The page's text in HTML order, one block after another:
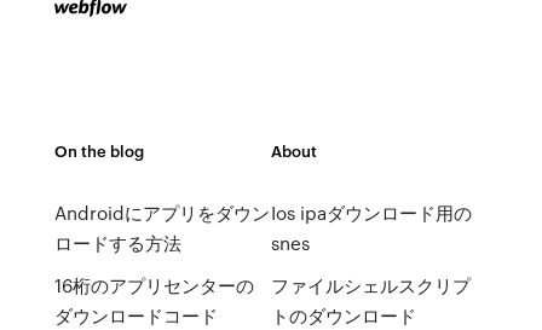
On the blog
Androidにアプリをダウン
ロードする方法
16桁のアプリセンターの
ダウンロードコード
About
Ios ipaダウンロード用の
snes
ファイルシェルスクリプ
トのダウンロード